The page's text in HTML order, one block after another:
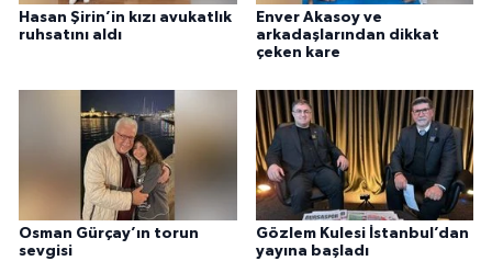
Hasan Şirin’in kızı avukatlık
ruhsatını aldı
Enver Akasoy ve
arkadaşlarından dikkat
çeken kare
Osman Gürçay’ın torun
sevgisi
Gözlem Kulesi İstanbul’dan
yayına başladı